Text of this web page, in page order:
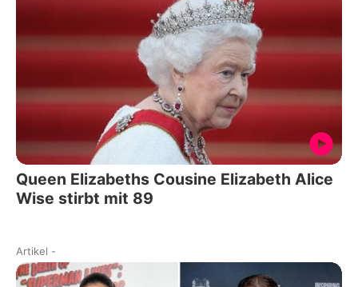
Queen Elizabeths Cousine Elizabeth Alice
Wise stirbt mit 89
Artikel -